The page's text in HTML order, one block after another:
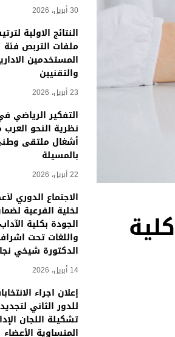
30 أبريل، 2026
النتائج الاولية
ملفات التربص فئة
المستخدمين
والتقنيين
23 أبريل، 2026
التفكير الرياضي
نظرية النحو
أشغال ملتقى
بالمسيلة
22 أبريل، 2026
الاجتماع الدوري
لخلية الفرعية
الجودة بكلية الآداب
واللغات تحت
الدكتورة شيخي
14 أبريل، 2026
إعلان اجراء
للدور الثاني لتجديد
تشكيلة اللجان
المتساوية الأعضاء
اعلان المنح المؤقت للاستشارات 19-20-21 / 2025 كلية